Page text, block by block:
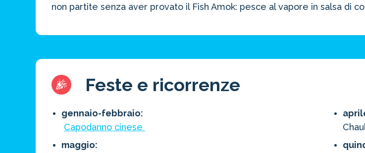
non partite senza aver provato il Fish Amok: pesce al vapore in salsa di
Feste e ricorrenze
gennaio-febbraio:
Capodanno cinese
maggio: